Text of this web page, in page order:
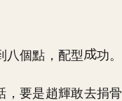
八個點，配型 功。
，要是趙輝敢去捐骨